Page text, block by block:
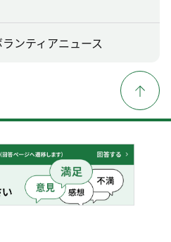
ンティアニュース